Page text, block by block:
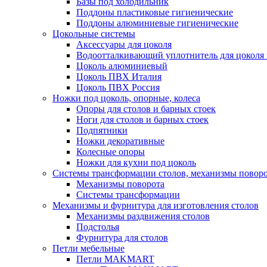
Поддоны пластиковые гигиенические
Поддоны алюминиевые гигиенические
Цокольные системы
Аксессуары для цоколя
Водоотталкивающий уплотнитель для
Цоколь алюминиевый
Цоколь ПВХ Италия
Цоколь ПВХ Россия
Ножки под цоколь, опорные, колеса
Опоры для столов и барных стоек
Ноги для столов и барных стоек
Подпятники
Ножки декоративные
Колесные опоры
Ножки для кухни под цоколь
Системы трансформации столов, механизмы
Механизмы поворота
Системы трансформации
Механизмы и фурнитура для изготовления столов
Механизмы раздвижения столов
Подстолья
Фурнитура для столов
Петли мебельные
Петли MAKMART